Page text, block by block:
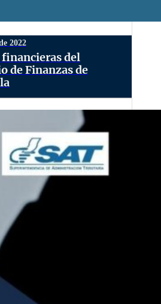
2022
financieras del
de Finanzas de